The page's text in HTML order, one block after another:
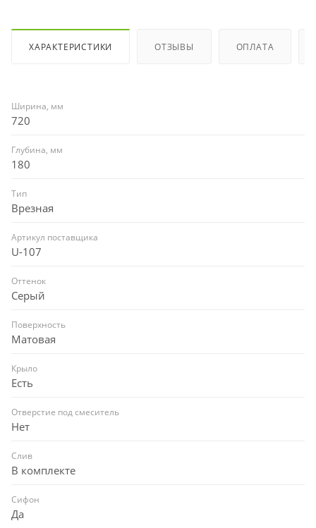
ХАРАКТЕРИСТИКИ ОТЗЫВЫ ОПЛАТА
Ширина, мм
720
Глубина, мм
180
Тип
Врезная
Артикул поставщика
U-107
Оттенок
Серый
Поверхность
Матовая
Крыло
Есть
Отверстие под смеситель
Нет
Слив
В комплекте
Сифон
Да